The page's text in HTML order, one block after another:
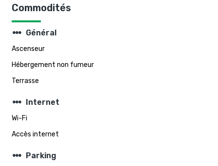
Commodités
steppers Général
Ascenseur
Hébergement non fumeur
Terrasse
steppers Internet
Wi-Fi
Accès internet
steppers Parking